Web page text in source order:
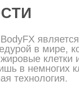
является
в мире,
клетки
в немногих
технология.